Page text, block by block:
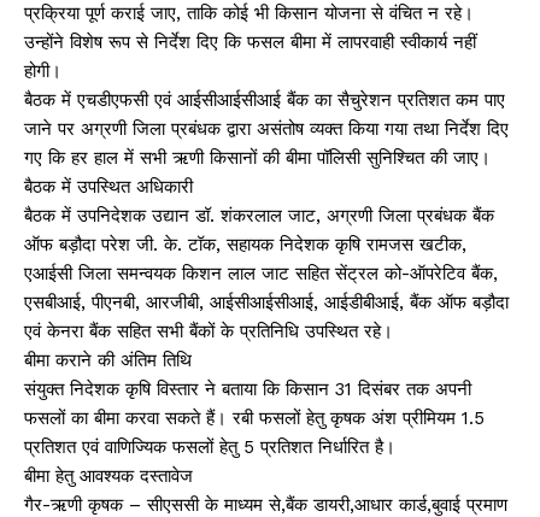
प्रक्रिया पूर्ण कराई जाए, ताकि कोई भी किसान योजना से वंचित न रहे।
उन्होंने विशेष रूप से निर्देश दिए कि फसल बीमा में लापरवाही स्वीकार्य नहीं
होगी।
बैठक में एचडीएफसी एवं आईसीआईसीआई बैंक का सैचुरेशन प्रतिशत कम पाए
जाने पर अग्रणी जिला प्रबंधक द्वारा असंतोष व्यक्त किया गया तथा निर्देश दिए
गए कि हर हाल में सभी ऋणी किसानों की बीमा पॉलिसी सुनिश्चित की जाए।
बैठक में उपस्थित अधिकारी
बैठक में उपनिदेशक उद्यान डॉ. शंकरलाल जाट, अग्रणी जिला प्रबंधक बैंक
ऑफ बड़ौदा परेश जी. के. टॉक, सहायक निदेशक कृषि रामजस खटीक,
एआईसी जिला समन्वयक किशन लाल जाट सहित सेंट्रल को-ऑपरेटिव बैंक,
एसबीआई, पीएनबी, आरजीबी, आईसीआईसीआई, आईडीबीआई, बैंक ऑफ बड़ौदा
एवं केनरा बैंक सहित सभी बैंकों के प्रतिनिधि उपस्थित रहे।
बीमा कराने की अंतिम तिथि
संयुक्त निदेशक कृषि विस्तार ने बताया कि किसान 31 दिसंबर तक अपनी
फसलों का बीमा करवा सकते हैं। रबी फसलों हेतु कृषक अंश प्रीमियम 1.5
प्रतिशत एवं वाणिज्यिक फसलों हेतु 5 प्रतिशत निर्धारित है।
बीमा हेतु आवश्यक दस्तावेज
गैर-ऋणी कृषक – सीएससी के माध्यम से,बैंक डायरी,आधार कार्ड,बुवाई प्रमाण